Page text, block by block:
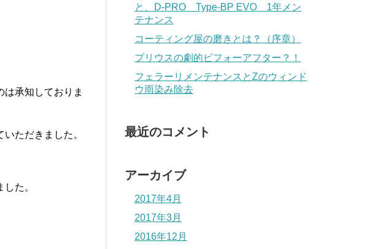
承知しておりま
ただきました。
た。
と、D-PRO Type-BP EVO 1年メン
テナンス
コーティング屋の磨きとは？（序章）
プリウスの劇的ビフォーアフター？！
フェラーリメンテナンスとZのウィンド
ウ雨染み除去
最近のコメント
アーカイブ
2017年4月
2017年3月
2016年12月